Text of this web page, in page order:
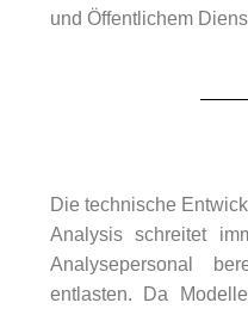
und Öffentlichem
Die technische
Analysis schreitet
Analysepersonal
entlasten. Da